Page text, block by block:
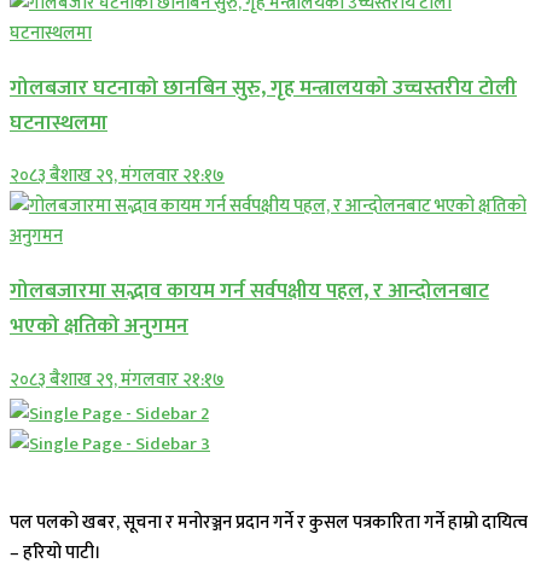
गोलबजार घटनाको छानबिन सुरु, गृह मन्त्रालयको उच्चस्तरीय टोली
घटनास्थलमा
२०८३ बैशाख २९, मंगलवार २१:१७
गोलबजारमा सद्भाव कायम गर्न सर्वपक्षीय पहल, र आन्दोलनबाट
भएको क्षतिको अनुगमन
२०८३ बैशाख २९, मंगलवार २१:१७
पल पलको खबर, सूचना र मनोरञ्जन प्रदान गर्ने र कुसल पत्रकारिता गर्ने हाम्रो दायित्व
– हरियो पाटी।